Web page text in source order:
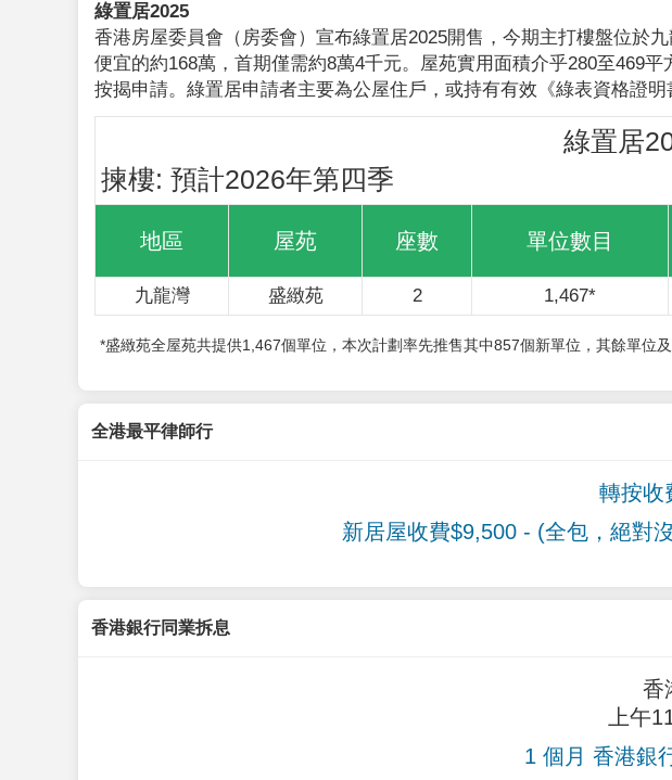
綠置居2025
香港房屋委員會（房委會）宣布綠置居2025開售，今期主打樓盤位於
便宜的約168萬，首期僅需約8萬4千元。屋苑實用面積介乎280至469
按揭申請。綠置居申請者主要為公屋住戶，或持有有效《綠表資格證明
綠置居
揀樓: 預計2026年第四季
地區 屋苑 座數 單位數目
九龍灣 盛緻苑 2 1,467*
*盛緻苑全屋苑共提供1,467個單位，本次計劃率先推售其中857個新單位，其餘單位
全港最平律師行
轉按收
新居屋收費$9,500 - (全包，絕對
香港銀行同業拆息
香
上午
1 個月 香港銀